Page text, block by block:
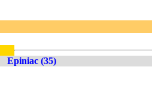
Epiniac (35)